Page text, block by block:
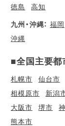
徳島
高知
九州・沖縄： 福岡
沖縄
■全国主要都
札幌市 仙台市
相模原市
新潟
大阪市
堺市
熊本市